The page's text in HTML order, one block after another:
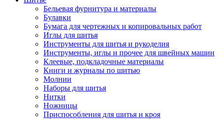
Бельевая фурнитура и материалы
Булавки
Бумага для чертежных и копировальных работ
Иглы для шитья
Инструменты для шитья и рукоделия
Инструменты, иглы и прочее для швейных машин
Клеевые, подкладочные материалы
Книги и журналы по шитью
Молнии
Наборы для шитья
Нитки
Ножницы
Приспособления для шитья и кроя